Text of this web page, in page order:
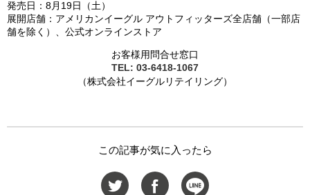
発売日：8月19日（土）
展開店舗：アメリカンイーグル アウトフィッターズ全店舗（一部店
舗を除く）、公式オンラインストア
お客様用問合せ窓口
TEL: 03-6418-1067
（株式会社イーグルリテイリング）
この記事が気に入ったら